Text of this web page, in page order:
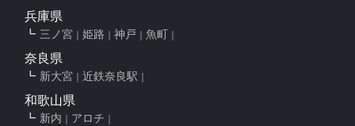
兵庫県
三ノ宮 姫路 神戸 魚町
奈良県
新大宮 近鉄奈良駅
和歌山県
新内 アロチ